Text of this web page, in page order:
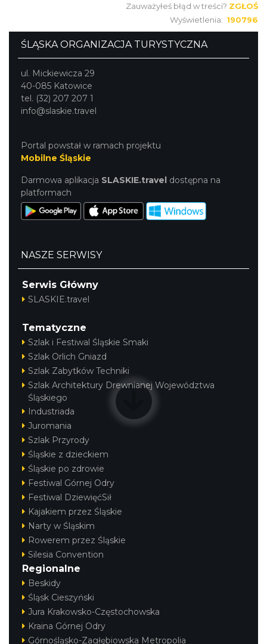
Zauważyłeś błąd w treści? ZGŁOŚ
Wyświetlenia: 190796
ŚLĄSKA ORGANIZACJA TURYSTYCZNA
ul. Mickiewicza 29
40-085 Katowice
tel. (32) 207 207 1
info@slaskie.travel
Portal powstał w ramach projektu
Mobilne Śląskie
Darmowa aplikacja SLASKIE.travel dostępna na
platformach
NASZE SERWISY
Serwis Główny
SLASKIE.travel
Tematyczne
Szlak i Festiwal Śląskie Smaki
Szlak Orlich Gniazd
Szlak Zabytków Techniki
Szlak Architektury Drewnianej Województwa
Śląskiego
Industriada
Juromania
Szlak Przyrody
Śląskie z dzieckiem
Śląskie po zdrowie
Festiwal Górnej Odry
Festiwal DziewięćSił
Kajakiem przez Śląskie
Narty w Śląskim
Rowerem przez Śląskie
Silesia Convention
Regionalne
Beskidy
Śląsk Cieszyński
Jura Krakowsko-Częstochowska
Kraina Górnej Odry
Górnośląsko-Zagłębiowska Metropolia